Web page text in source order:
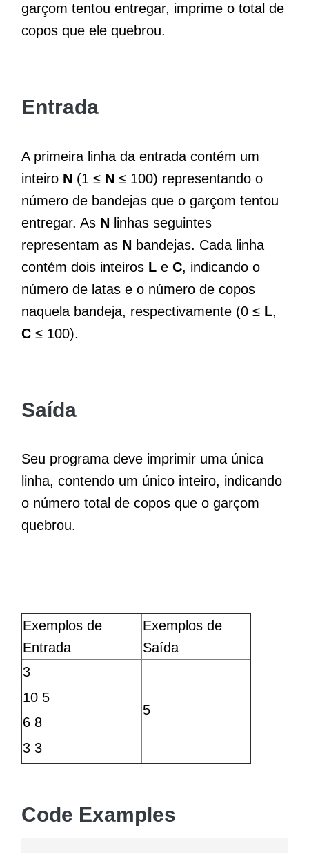
garçom tentou entregar, imprime o total de
copos que ele quebrou.
Entrada
A primeira linha da entrada contém um
inteiro N (1 ≤ N ≤ 100) representando o
número de bandejas que o garçom tentou
entregar. As N linhas seguintes
representam as N bandejas. Cada linha
contém dois inteiros L e C, indicando o
número de latas e o número de copos
naquela bandeja, respectivamente (0 ≤ L,
C ≤ 100).
Saída
Seu programa deve imprimir uma única
linha, contendo um único inteiro, indicando
o número total de copos que o garçom
quebrou.
Exemplos de
Entrada
Exemplos de
Saída
3
10 5
6 8
3 3
5
Code Examples